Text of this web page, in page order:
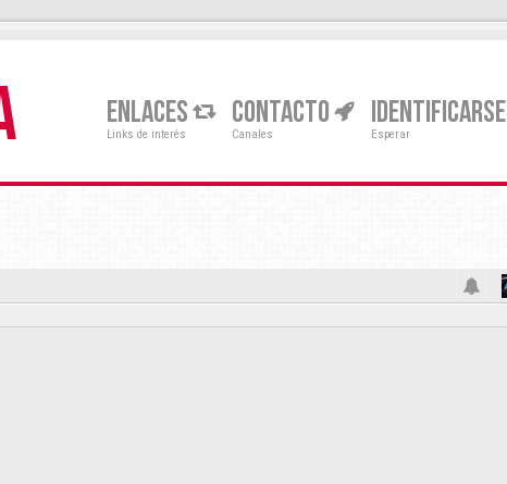
ENLACES
Links de interés
CONTACTO
Canales
IDENTIFICARSE
Esperar